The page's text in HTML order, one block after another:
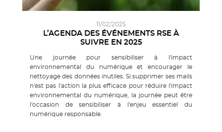
11/02/2025
L’AGENDA DES ÉVÉNEMENTS RSE À
SUIVRE EN 2025
Une journée pour sensibiliser à l'impact
environnemental du numérique et encourager le
nettoyage des données inutiles. Si supprimer ses mails
n'est pas l'action la plus efficace pour réduire l'impact
environnemental du numérique, la journée peut être
l'occasion de sensibiliser à l'enjeu essentiel du
numérique responsable.